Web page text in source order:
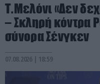
Τ.Μελόνι «Δεν
– Σκληρή κόντρα
σύνορα Σένγκεν
07.08.2026 | 18:59